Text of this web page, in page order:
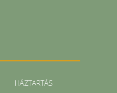
HÁZTARTÁS